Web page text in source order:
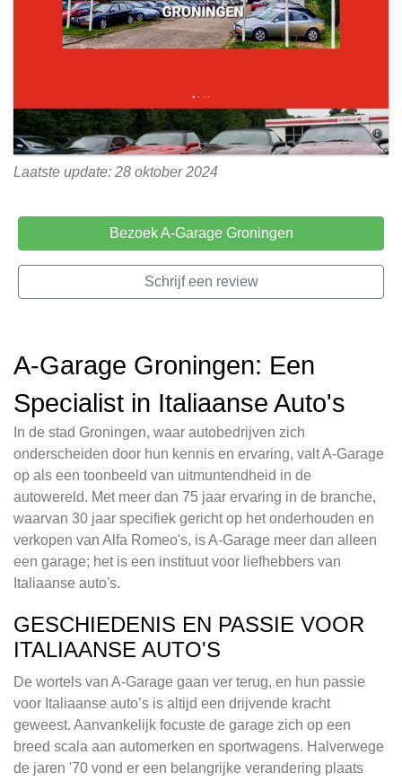
Laatste update: 28 oktober 2024
Bezoek A-Garage Groningen
Schrijf een review
A-Garage Groningen: Een
Specialist in Italiaanse Auto's
In de stad Groningen, waar autobedrijven zich
onderscheiden door hun kennis en ervaring, valt A-Garage
op als een toonbeeld van uitmuntendheid in de
autowereld. Met meer dan 75 jaar ervaring in de branche,
waarvan 30 jaar specifiek gericht op het onderhouden en
verkopen van Alfa Romeo's, is A-Garage meer dan alleen
een garage; het is een instituut voor liefhebbers van
Italiaanse auto's.
GESCHIEDENIS EN PASSIE VOOR
ITALIAANSE AUTO'S
De wortels van A-Garage gaan ver terug, en hun passie
voor Italiaanse auto’s is altijd een drijvende kracht
geweest. Aanvankelijk focuste de garage zich op een
breed scala aan automerken en sportwagens. Halverwege
de jaren '70 vond er een belangrijke verandering plaats